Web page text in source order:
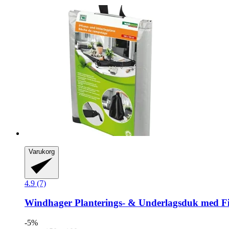
Varukorg
4.9 (7)
Windhager Planterings-​ & Underlagsduk med
-5%